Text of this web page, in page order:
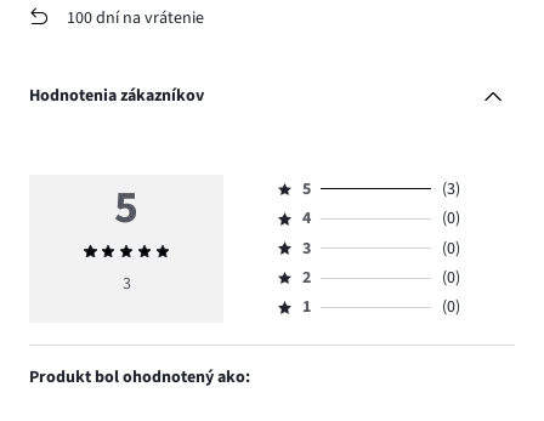
100 dní na vrátenie
Hodnotenia zákazníkov
5
Priemerné
hodnotenie
3
Hodnotenie
5,
počet
hlasov
3.
5
(3)
Hodnotenie
4,
počet
hlasov
4
(0)
Hodnotenie
3,
počet
3
(0)
Hodnotenie
2,
2
(0)
Hodnotenie
1,
1 (0)
Produkt bol ohodnotený ako: